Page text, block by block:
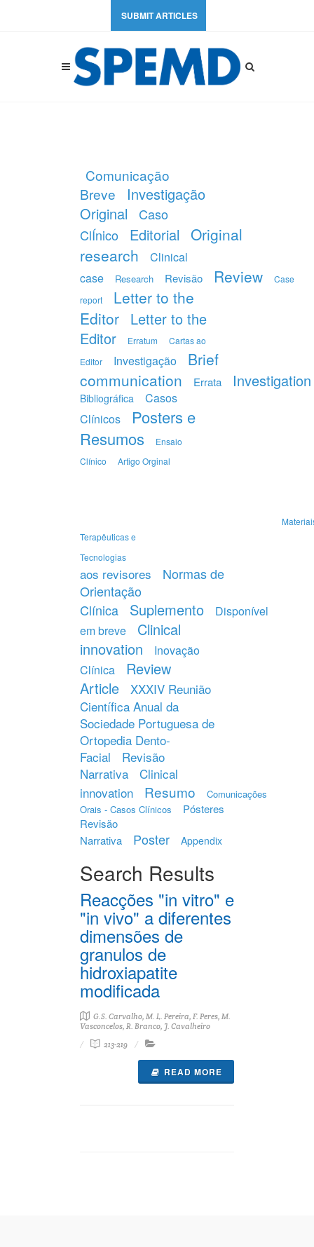
SUBMIT ARTICLES
Comunicação
Breve
Investigação
Original
Caso
ClÍnico
Editorial Original
research
Clinical
case
Research Revisão Review
Case
report
Letter to the
Editor Letter to the
Editor
Erratum
Cartas ao
Editor
Investigação
Brief
communication
Errata Investigation
Bibliográfica
Casos
Clínicos
Posters e
Resumos
Ensaio
Clínico
Artigo Orginal
Terapêuticas e
Tecnologias
aos revisores
Normas de
Orientação
Clínica
Suplemento
Disponível
em breve
Clinical
innovation
Inovação
Clínica
Review
Article
XXXIV Reunião
Científica Anual da
Sociedade Portuguesa de
Ortopedia Dento-
Facial
Revisão
Narrativa
Clinical
innovation
Resumo
Comunicações
Orais - Casos Clínicos
Pósteres
Revisão
Narrativa
Poster Appendix
Search Results
Reacções "in vitro" e
"in vivo" a diferentes
dimensões de
granulos de
hidroxiapatite
modificada
G.S. Carvalho, M. L. Pereira, F. Peres, M.
Vasconcelos, R. Branco, J. Cavalheiro
213-219
READ MORE